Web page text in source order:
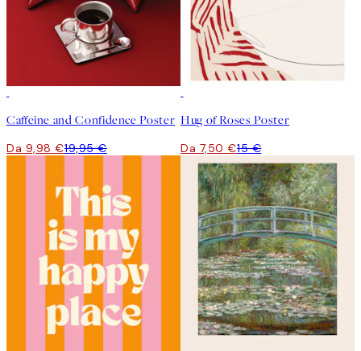
Caffeine and Confidence Poster
Da 9,98 €19,95 €
Hug of Roses Poster
Da 7,50 €15 €